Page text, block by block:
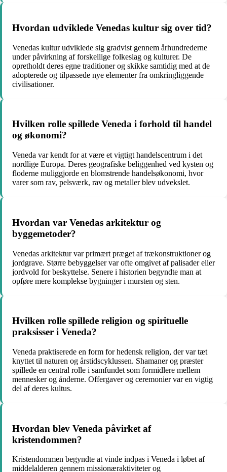
Hvordan udviklede Venedas kultur sig over tid?
Venedas kultur udviklede sig gradvist gennem århundrederne
under påvirkning af forskellige folkeslag og kulturer. De
opretholdt deres egne traditioner og skikke samtidig med at de
adopterede og tilpassede nye elementer fra omkringliggende
civilisationer.
Hvilken rolle spillede Veneda i forhold til handel
og økonomi?
Veneda var kendt for at være et vigtigt handelscentrum i det
nordlige Europa. Deres geografiske beliggenhed ved kysten og
floderne muliggjorde en blomstrende handelsøkonomi, hvor
varer som rav, pelsværk, rav og metaller blev udvekslet.
Hvordan var Venedas arkitektur og
byggemetoder?
Venedas arkitektur var primært præget af trækonstruktioner og
jordgrave. Større bebyggelser var ofte omgivet af palisader eller
jordvold for beskyttelse. Senere i historien begyndte man at
opføre mere komplekse bygninger i mursten og sten.
Hvilken rolle spillede religion og spirituelle
praksisser i Veneda?
Veneda praktiserede en form for hedensk religion, der var tæt
knyttet til naturen og årstidscyklussen. Shamaner og præster
spillede en central rolle i samfundet som formidlere mellem
mennesker og ånderne. Offergaver og ceremonier var en vigtig
del af deres kultus.
Hvordan blev Veneda påvirket af
kristendommen?
Kristendommen begyndte at vinde indpas i Veneda i løbet af
middelalderen gennem missionæraktiviteter og